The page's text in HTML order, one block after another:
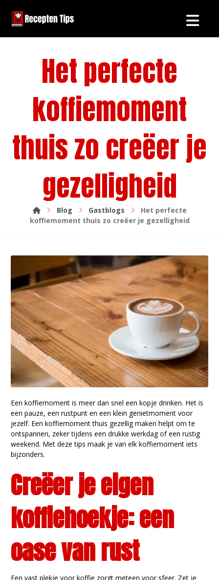
Het perfecte
koffiemoment
thuis zo creëer je
gezelligheid
Blog Gastblogs
Het perfecte
koffiemoment thuis zo creëer je gezelligheid
Een koffiemoment is meer dan snel een kopje drinken. Het is
een pauze, een rustpunt en een klein genietmoment voor
jezelf. Een koffiemoment thuis gezellig maken helpt om te
ontspannen, zeker tijdens een drukke werkdag of een rustig
weekend. Met deze tips maak je van elk koffiemoment iets
bijzonders.
Creëer je eigen
koffiehoekje: een
oase van rust
Een vast plekje voor koffie zorgt meteen voor sfeer. Zet je